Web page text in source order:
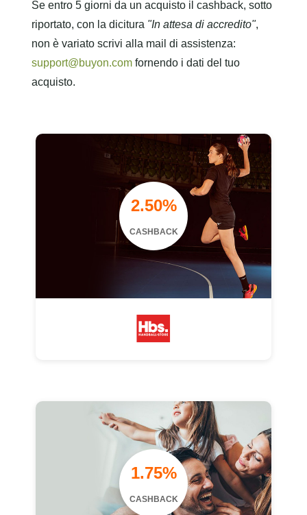
Se entro 5 giorni da un acquisto il cashback, sotto
riportato, con la dicitura "In attesa di accredito",
non è variato scrivi alla mail di assistenza:
support@buyon.com fornendo i dati del tuo
acquisto.
2.50%
CASHBACK
1.75%
CASHBACK